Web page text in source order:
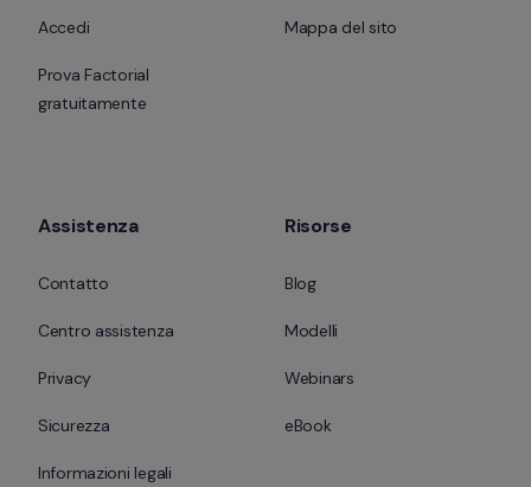
Accedi
Prova Factorial
gratuitamente
Mappa del sito
Assistenza
Contatto
Centro assistenza
Privacy
Sicurezza
Informazioni legali
Risorse
Blog
Modelli
Webinars
eBook